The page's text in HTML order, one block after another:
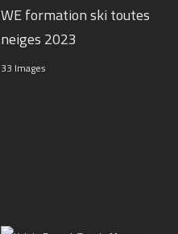
WE formation ski toutes
neiges 2023
33 Images